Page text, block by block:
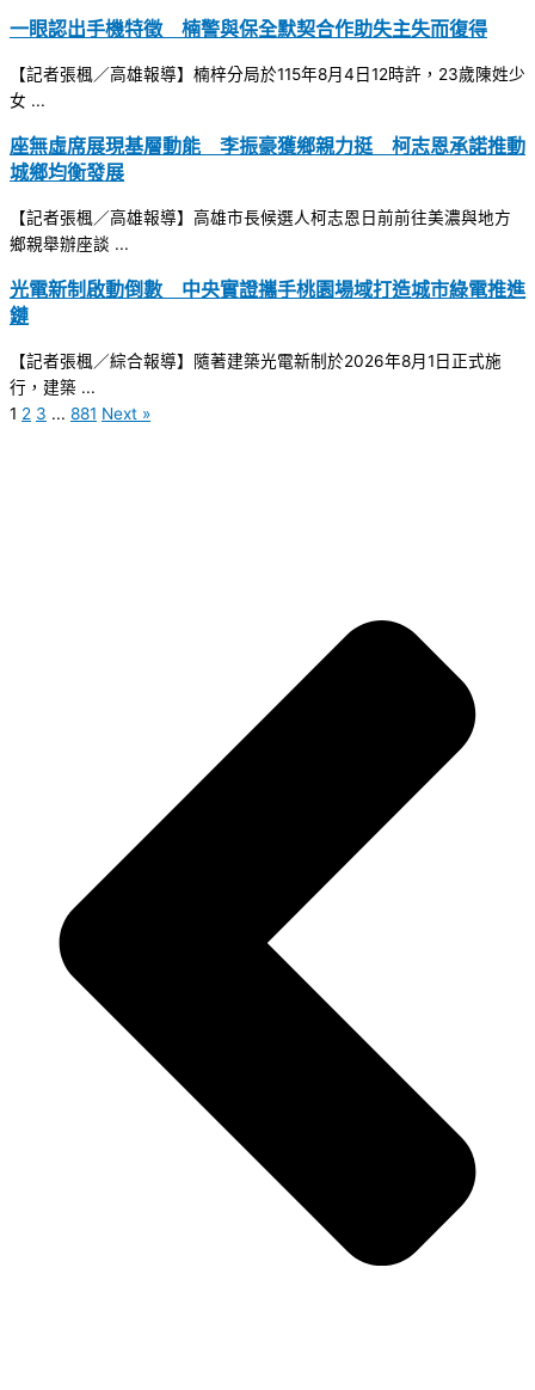
一眼認出手機特徵 楠警與保全默契合作助失主失而復得
【記者張楓／高雄報導】楠梓分局於115年8月4日12時許，23歲陳姓少
女 ...
座無虛席展現基層動能 李振豪獲鄉親力挺 柯志恩承諾推動
城鄉均衡發展
【記者張楓／高雄報導】高雄市長候選人柯志恩日前前往美濃與地方
鄉親舉辦座談 ...
光電新制啟動倒數 中央實證攜手桃園場域打造城市綠電推進
鏈
【記者張楓／綜合報導】隨著建築光電新制於2026年8月1日正式施
行，建築 ...
1 2 3 ... 881 Next »